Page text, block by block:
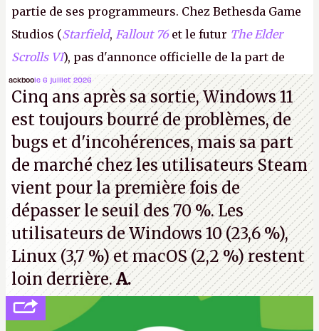
partie de ses programmeurs. Chez Bethesda Game
Studios (Starfield, Fallout 76 et le futur The Elder
Scrolls VI), pas d'annonce officielle de la part de
Microsoft, mais le syndicat des employés confirme
de nombreux licenciements.A.
ackboole 6 juillet 2026
Cinq ans après sa sortie, Windows 11
est toujours bourré de problèmes, de
bugs et d'incohérences, mais sa part
de marché chez les utilisateurs Steam
vient pour la première fois de
dépasser le seuil des 70 %. Les
utilisateurs de Windows 10 (23,6 %),
Linux (3,7 %) et macOS (2,2 %) restent
loin derrière.A.